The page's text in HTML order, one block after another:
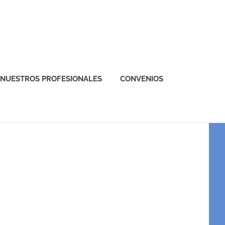
NUESTROS PROFESIONALES CONVENIOS